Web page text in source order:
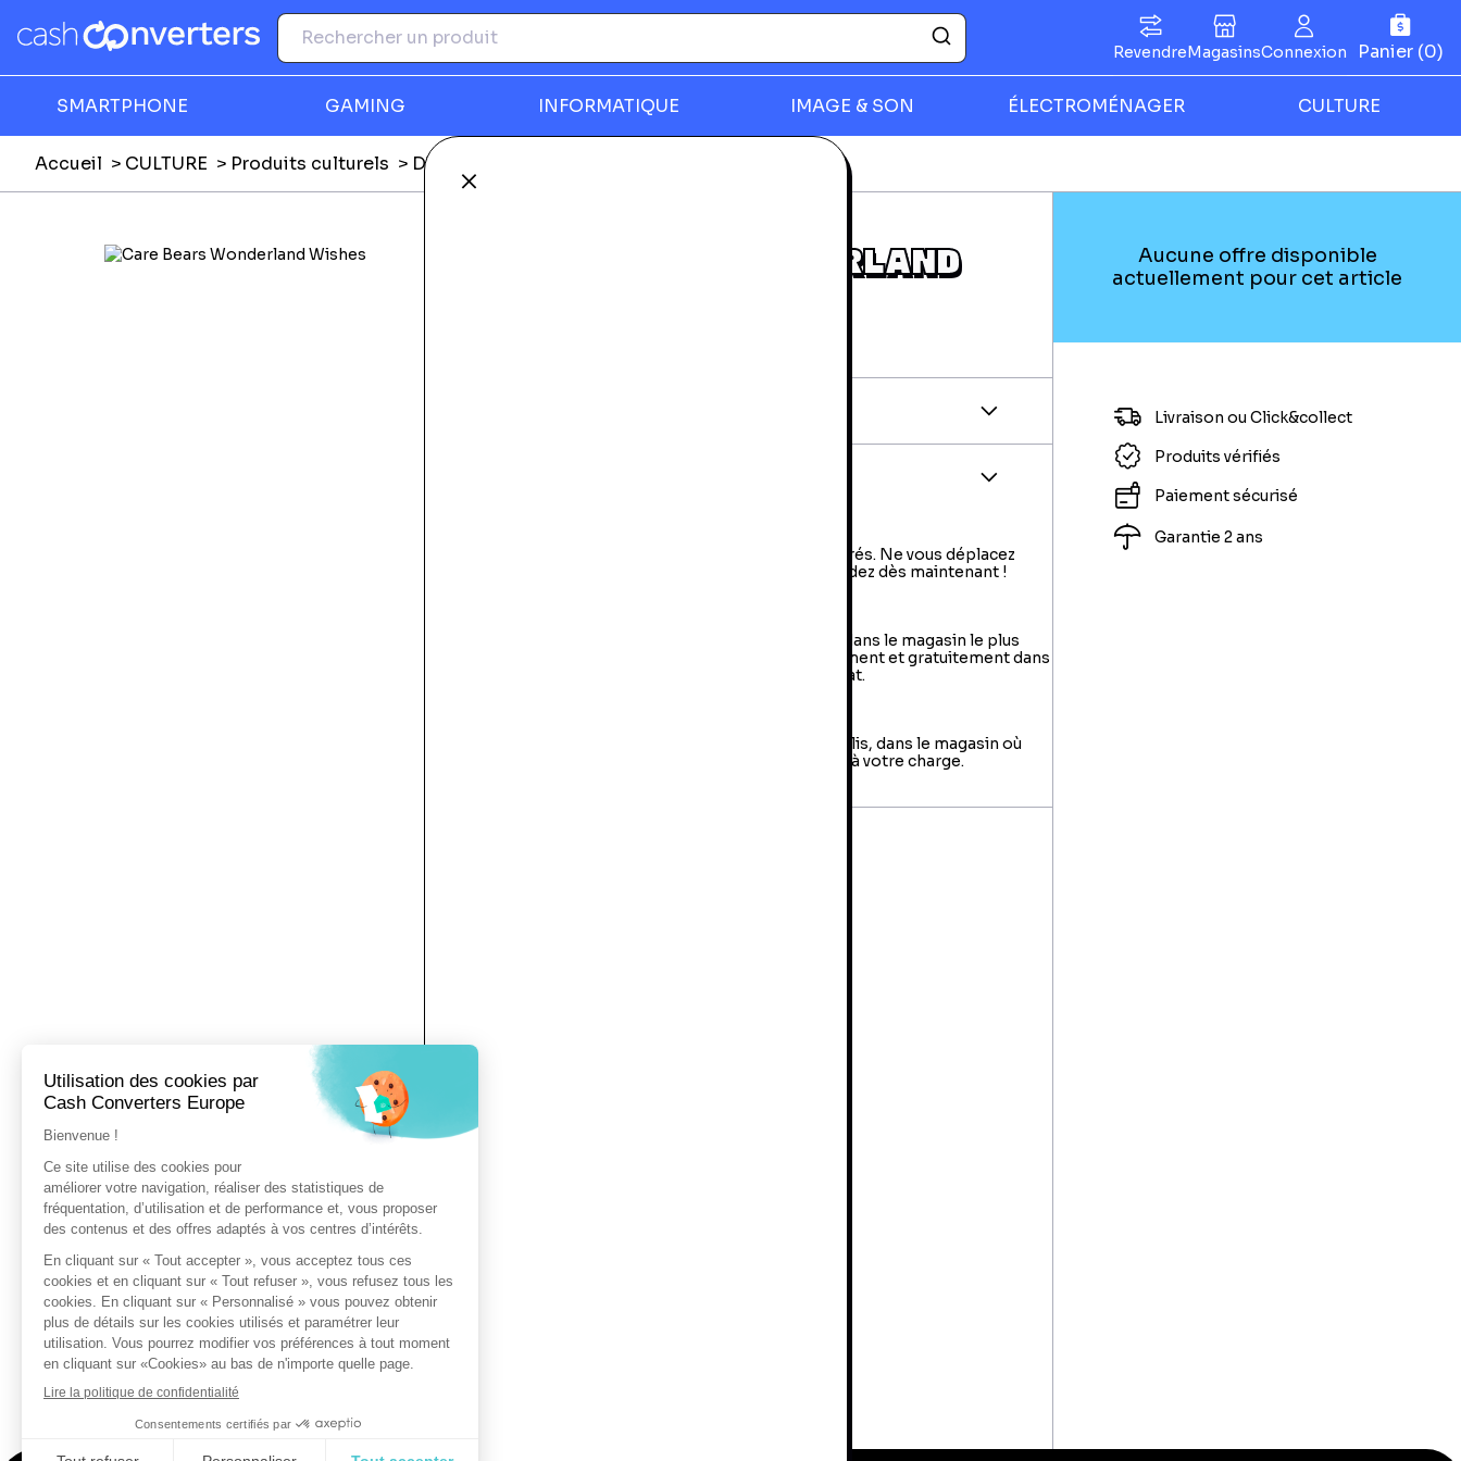
Panier (0)
RevendreMagasinsConnexion
SMARTPHONE GAMING INFORMATIQUE IMAGE & SON ÉLECTROMÉNAGER CULTURE
Fermer
Accueil CULTURE Produits culturels DVD, Blu-ray
CARE BEARS WONDERLAND
Livraison à domicile : livraison sous 2 à 5 jours ouvrés. Ne vous déplacez
plus, votre colis arrive à votre domicile ! Commandez dès maintenant !
Le retrait en magasin : sélectionner vos produits dans le magasin le plus
proche de chez vous et retirer votre colis directement et gratuitement dans
le magasin au sein duquel vous avez effectué l’achat.
Vous avez jusqu'à 14 jours pour retourner votre colis, dans le magasin où
vous avez fait votre achat. Les frais de retour sont à votre charge.
Aucune offre disponible
actuellement pour cet article
Livraison ou Click&collect
Produits vérifiés
Paiement sécurisé
Garantie 2 ans